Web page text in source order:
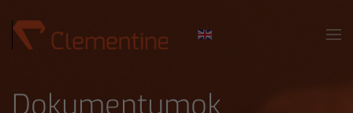
Skip to main content
Dokumentumok